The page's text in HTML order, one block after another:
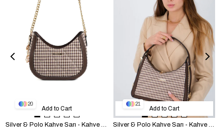
20
Silver & Polo Kahve Sarı - Kahve SP1168 Kadın Omuz Çantası
Add to Cart
21
Silver & Polo Kahve Sarı - Kahve SP1187 Kadın Omuz Çantası
Add to Cart